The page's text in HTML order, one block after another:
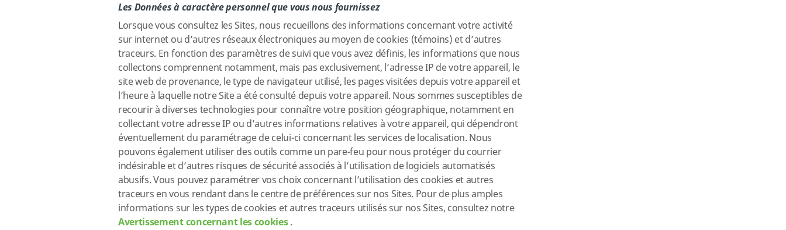
Les Données à caractère personnel que vous nous fournissez
Lorsque vous consultez les Sites, nous recueillons des informations concernant votre activité
sur internet ou d’autres réseaux électroniques au moyen de cookies (témoins) et d’autres
traceurs. En fonction des paramètres de suivi que vous avez définis, les informations que nous
collectons comprennent notamment, mais pas exclusivement, l’adresse IP de votre appareil, le
site web de provenance, le type de navigateur utilisé, les pages visitées depuis votre appareil et
l’heure à laquelle notre Site a été consulté depuis votre appareil. Nous sommes susceptibles de
recourir à diverses technologies pour connaître votre position géographique, notamment en
collectant votre adresse IP ou d’autres informations relatives à votre appareil, qui dépendront
éventuellement du paramétrage de celui-ci concernant les services de localisation. Nous
pouvons également utiliser des outils comme un pare-feu pour nous protéger du courrier
indésirable et d’autres risques de sécurité associés à l’utilisation de logiciels automatisés
abusifs. Vous pouvez paramétrer vos choix concernant l’utilisation des cookies et autres
traceurs en vous rendant dans le centre de préférences sur nos Sites. Pour de plus amples
informations sur les types de cookies et autres traceurs utilisés sur nos Sites, consultez notre
Avertissement concernant les cookies.